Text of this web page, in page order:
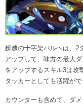
超越の十字架バルヘは、2
アップして、味方の最大
をアップするスキル3は攻
タッカーとしても活躍がで
カウンターも含めて、ダ